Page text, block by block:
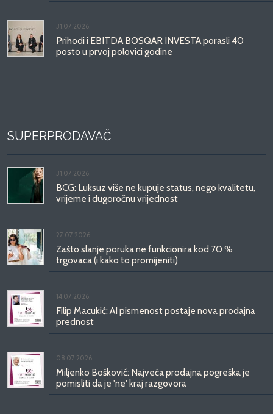
31.07.2026.
Prihodi i EBITDA BOSQAR INVESTA porasli 40
posto u prvoj polovici godine
SUPERPRODAVAČ
31.07.2026.
BCG: Luksuz više ne kupuje status, nego kvalitetu,
vrijeme i dugoročnu vrijednost
27.07.2026.
Zašto slanje poruka ne funkcionira kod 70 %
trgovaca (i kako to promijeniti)
14.07.2026.
Filip Macukić: AI pismenost postaje nova prodajna
prednost
08.07.2026.
Miljenko Bošković: Najveća prodajna pogreška je
pomisliti da je 'ne' kraj razgovora